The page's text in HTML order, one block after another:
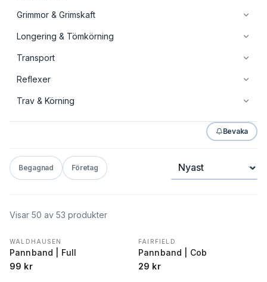
Grimmor & Grimskaft
Longering & Tömkörning
Transport
Reflexer
Trav & Körning
Bevaka
Begagnad Företag
Sortera
Visar 50 av 53 produkter
WALDHAUSEN
Pannband | Full
99 kr
FAIRFIELD
Pannband | Cob
29 kr